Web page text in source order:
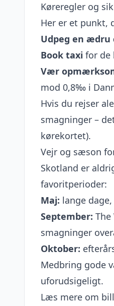
Køreregler og
Her er et punkt,
Udpeg en ædru
Book taxi for de
Vær
mod 0,8‰ i
Hvis du rejser
smagninger –
kørekortet).
Vejr og sæson
Skotland er
favoritperioder:
Maj: lange
September: The
smagninger
Oktober:
Medbring gode
uforudsigeligt.
Læs mere om